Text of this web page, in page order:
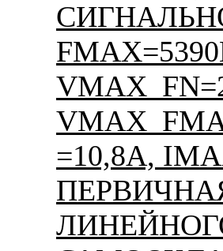
=10,8A,